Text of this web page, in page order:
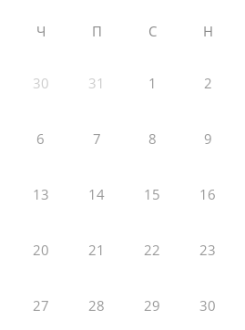
Ч П С Н
30 31 1 2
6 7 8 9
13 14 15 16
20 21 22 23
27 28 29 30